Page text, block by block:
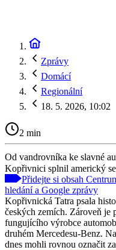
Zprávy
Domácí
Regionální
18. 5. 2026, 10:02
2 min
Od vandrovníka ke slavné
Kopřivnici splnil americký
Přidejte si obsah
hledání a Google zprávy
Kopřivnická Tatra psala
českých zemích. Zároveň je
fungujícího výrobce
druhém Mercedesu-Benz.
dnes mohli rovnou označit